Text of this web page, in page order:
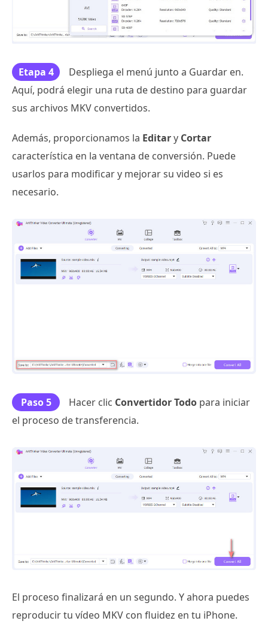
Etapa 4
Despliega el menú junto a Guardar en.
Aquí, podrá elegir una ruta de destino para guardar
sus archivos MKV convertidos.
Además, proporcionamos la Editary Cortar
característica en la ventana de conversión. Puede
usarlos para modificar y mejorar su video si es
necesario.
Paso 5 Hacer clic Convertidor Todo para iniciar
el proceso de transferencia.
El proceso finalizará en un segundo. Y ahora puedes
reproducir tu vídeo MKV con fluidez en tu iPhone.